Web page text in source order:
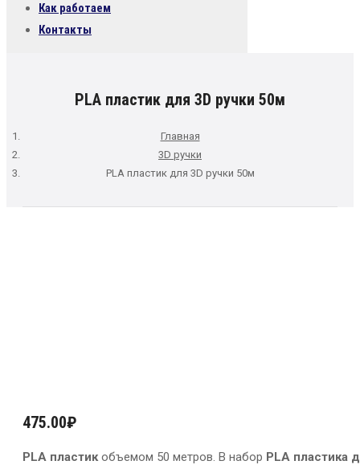
Как работаем
Контакты
PLA пластик для 3D ручки 50м
Главная
3D ручки
PLA пластик для 3D ручки 50м
475.00₽
PLA пластикобъемом 50 метров. В набор PLA пластика